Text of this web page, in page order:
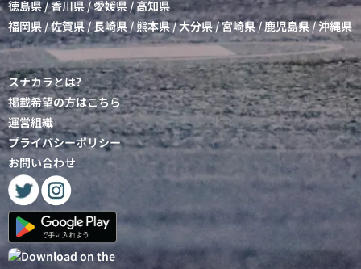
徳島県/香川県/愛媛県 /高知県
福岡県 /佐賀県 /長崎県/熊本県/大分県/宮崎県/鹿児島県/沖縄県
スナカラとは?
掲載希望の方はこちら
運営組織
プライバシーポリシー
お問い合わせ